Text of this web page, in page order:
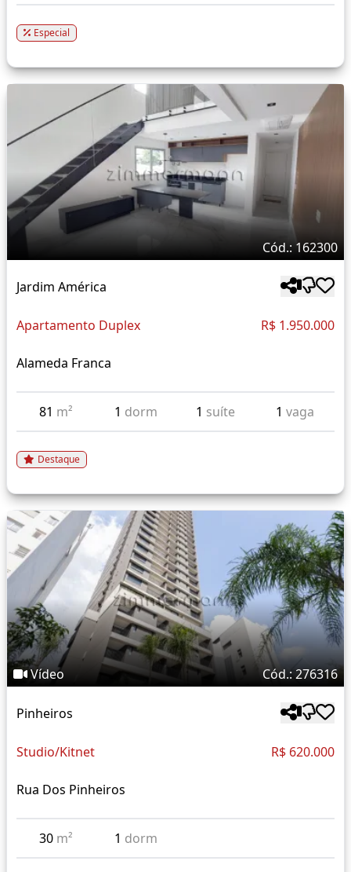
Especial
Cód.: 162300
Jardim América
Apartamento Duplex R$ 1.950.000
Alameda Franca
81 m² 1 dorm 1 suíte 1 vaga
Destaque
Vídeo Cód.: 276316
Pinheiros
Studio/Kitnet R$ 620.000
Rua Dos Pinheiros
30 m² 1 dorm